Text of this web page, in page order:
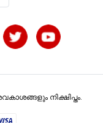
നിക്ഷിപ്തം.